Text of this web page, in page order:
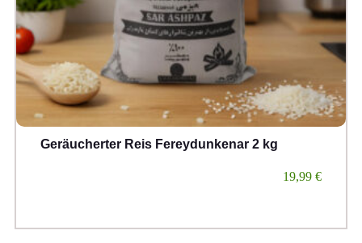
Geräucherter Reis Fereydunkenar 2 kg
€
19,99